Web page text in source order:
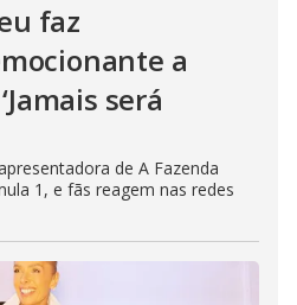
faz
a
será
de A Fazenda
1, e fãs reagem nas redes